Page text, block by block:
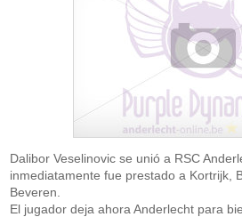
Dalibor Veselinovic se unió a RSC
inmediatamente fue prestado a Kortrijk,
Beveren.
El jugador deja ahora Anderlecht para